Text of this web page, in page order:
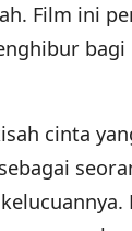
Film ini
cinta